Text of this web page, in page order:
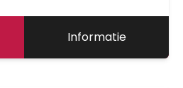
Informatie